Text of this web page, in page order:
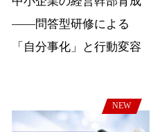
――問答型研修による
「自分事化」と行動変容
NEW